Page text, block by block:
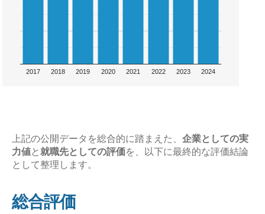
2017 2018 2019 2020 2021 2022 2023 2024
上記の公開データを総合的に踏まえた、 企業としての実
力値と就職先としての評価を、以下に最終的な評価結論
として整理します。
総合評価